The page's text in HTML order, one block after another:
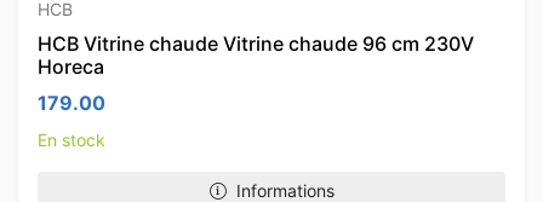
HCB
HCB Vitrine chaude Vitrine chaude 96 cm 230V
Horeca
179.00
En stock
Informations